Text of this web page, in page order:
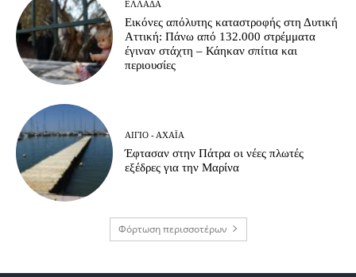
ΕΛΛΆΔΑ
Εικόνες απόλυτης καταστροφής στη Δυτική
Αττική: Πάνω από 132.000 στρέμματα
έγιναν στάχτη – Κάηκαν σπίτια και
περιουσίες
ΑΊΓΙΟ - ΑΧΑΪ́Α
Έφτασαν στην Πάτρα οι νέες πλωτές
εξέδρες για την Μαρίνα
Φόρτωση περισσοτέρων